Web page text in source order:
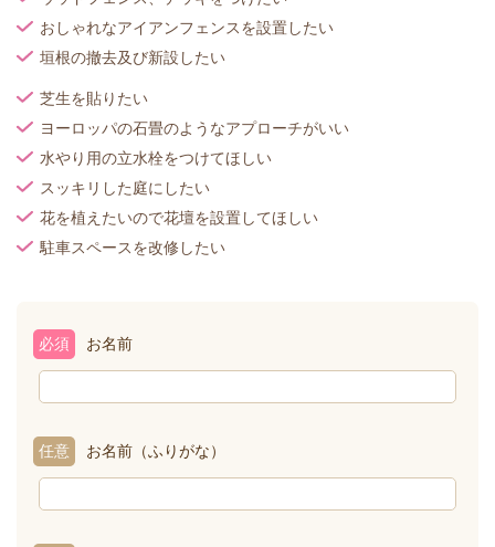
おしゃれなアイアンフェンスを設置したい
垣根の撤去及び新設したい
芝生を貼りたい
ヨーロッパの石畳のようなアプローチがいい
水やり用の立水栓をつけてほしい
スッキリした庭にしたい
花を植えたいので花壇を設置してほしい
駐車スペースを改修したい
お名前
必須
お名前（ふりがな）
任意